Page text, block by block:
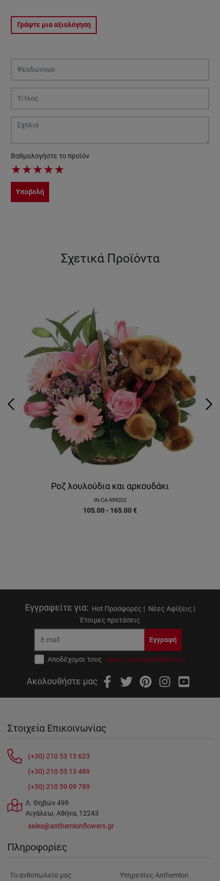
Γράψτε μια αξιολόγηση
Βαθμολογήστε το προϊόν
★★★★★
Υποβολή
Σχετικά Προϊόντα
Ροζ λουλούδια και αρκουδάκι
IN-CA-999202
105.00 - 165.00€
Εγγραφείτε για: Hot Προσφορές | Νέες Αφίξεις |
Έτοιμες προτάσεις
Εγγραφή
Αποδέχομαι τους όρους και προϋποθέσεις
Ακολουθήστε μας
Στοιχεία Επικοινωνίας
(+30) 210 53 13 623
(+30) 210 53 13 489
(+30) 210 59 09 789
Λ. Θηβών 499
Αιγάλεω, Αθήνα, 12243
sales@anthemionflowers.gr
Πληροφορίες
Tο ανθοπωλείο μας
Υπηρεσίες Anthemion